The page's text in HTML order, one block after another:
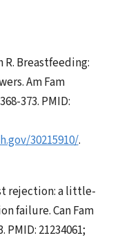
R. Breastfeeding:
Am Fam
373. PMID:
30215910/.
rejection: a little-
failure. Can Fam
PMID: 21234061;